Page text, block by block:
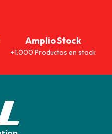
Amplio Stock
+1.000 Productos en stock